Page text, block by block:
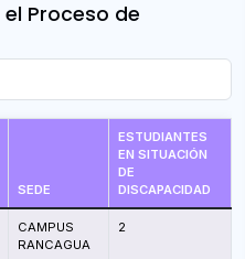
Proceso de
SEDE
ESTUDIANTES
EN SITUACIÓN
DE
DISCAPACIDAD
CAMPUS
RANCAGUA
2